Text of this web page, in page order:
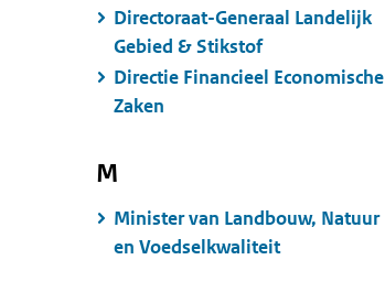
Directoraat-Generaal Landelijk
Gebied & Stikstof
Directie Financieel Economische
Zaken
M
Minister van Landbouw, Natuur
en Voedselkwaliteit